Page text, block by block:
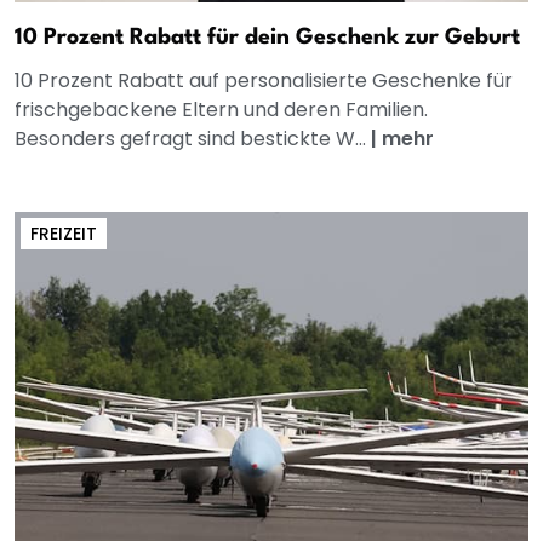
10 Prozent Rabatt für dein Geschenk zur Geburt
10 Prozent Rabatt auf personalisierte Geschenke für
frischgebackene Eltern und deren Familien.
Besonders gefragt sind bestickte W... | mehr
FREIZEIT